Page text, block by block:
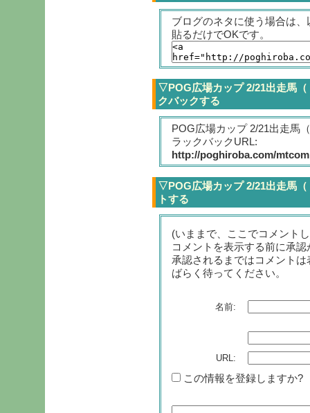
ブログのネタに使う場合は
貼るだけでOKです。
▽POG広場カップ 2/21出走馬
クバックする
POG広場カップ 2/21出走馬
ラックバックURL:
http://poghiroba.com/
▽POG広場カップ 2/21出走馬
トする
(いままで、ここでコメント
コメントを表示する前に承
承認されるまではコメント
ばらく待ってください。
名前:
URL:
この情報を登録しますか?